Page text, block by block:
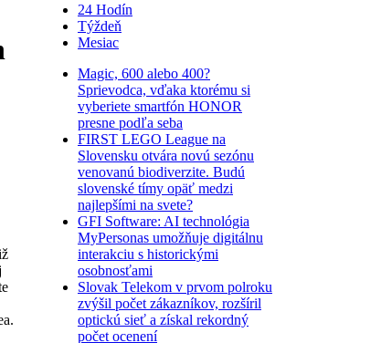
24 Hodín
Týždeň
Mesiac
Magic, 600 alebo 400?
Sprievodca, vďaka ktorému si
vyberiete smartfón HONOR
presne podľa seba
FIRST LEGO League na
Slovensku otvára novú sezónu
venovanú biodiverzite. Budú
slovenské tímy opäť medzi
najlepšími na svete?
GFI Software: AI technológia
MyPersonas umožňuje digitálnu
interakciu s historickými
osobnosťami
Slovak Telekom v prvom polroku
zvýšil počet zákazníkov, rozšíril
optickú sieť a získal rekordný
počet ocenení